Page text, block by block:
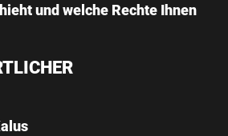
und welche Rechte Ihnen